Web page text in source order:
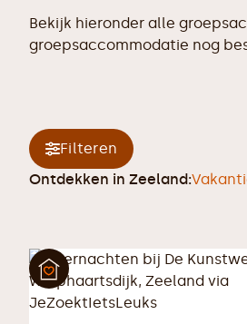
Bekijk hieronder alle
groepsaccommodatie nog
Filteren
Ontdekken in Zeeland: